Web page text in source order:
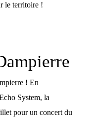
le territoire !
! En
System, la
pour un concert du